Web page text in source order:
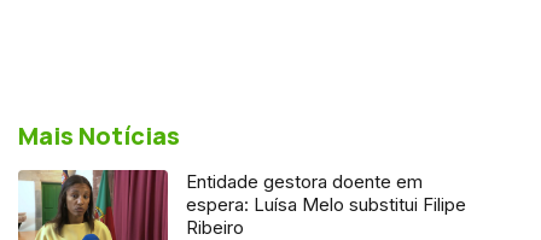
Mais Notícias
Entidade gestora doente em
espera: Luísa Melo substitui Filipe
Ribeiro